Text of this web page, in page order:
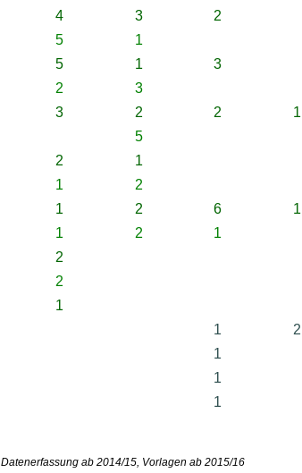
4 3 2
5 1
5 1 3
2 3
3 2 2 1
5
2 1
1 2
1 2 6 1
1 2 1
2
2
1
1 2
1
1
1
Datenerfassung ab 2014/15, Vorlagen ab 2015/16